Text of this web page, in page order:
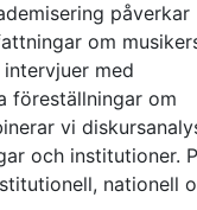
påverkar
om
med
föreställningar om
vi
och institutioner.
nationell